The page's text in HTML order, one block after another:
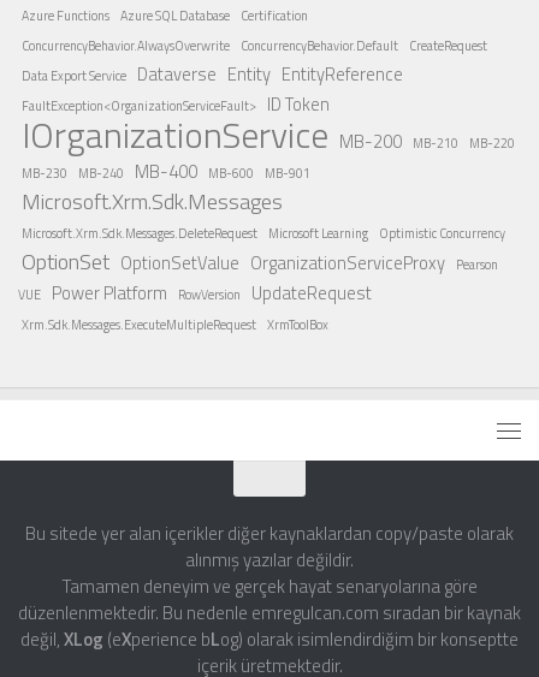
Azure Functions Azure SQL Database
Certification
ConcurrencyBehavior.AlwaysOverwrite
ConcurrencyBehavior.Default
CreateRequest
Data Export Service
Dataverse Entity EntityReference
FaultException<OrganizationServiceFault> ID Token
IOrganizationService MB-200 MB-210
MB-220
MB-230
MB-240 MB-400 MB-600 MB-901
Microsoft.Xrm.Sdk.Messages
Microsoft.Xrm.Sdk.Messages.DeleteRequest Microsoft Learning Optimistic Concurrency
OptionSet OptionSetValue OrganizationServiceProxy
Pearson
VUE
Power Platform RowVersion UpdateRequest
Xrm.Sdk.Messages.ExecuteMultipleRequest XrmToolBox
Bu sitede yer alan içerikler diğer kaynaklardan copy/paste olarak
alınmış yazılar değildir.
Tamamen deneyim ve gerçek hayat senaryolarına göre
düzenlenmektedir. Bu nedenle emregulcan.com sıradan bir kaynak
değil,XLog (eXperience bLog) olarak isimlendirdiğim bir konseptte
içerik üretmektedir.